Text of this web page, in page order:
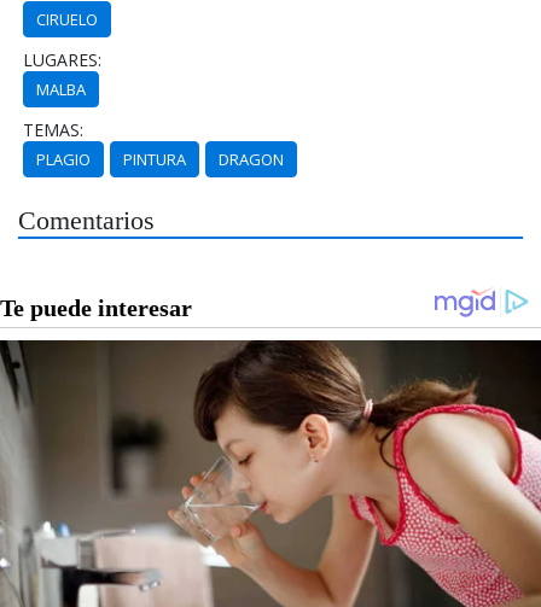
CIRUELO
LUGARES:
MALBA
TEMAS:
PLAGIO PINTURA DRAGON
Comentarios